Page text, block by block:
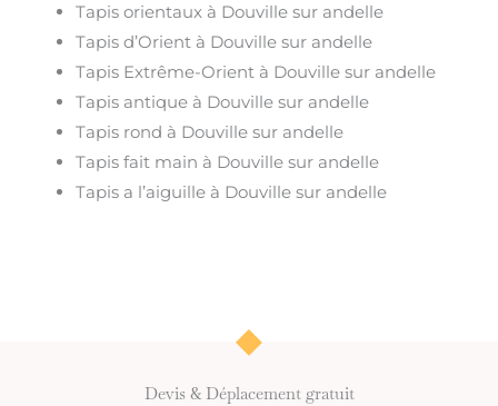
Tapis orientaux à Douville sur andelle
Tapis d’Orient à Douville sur andelle
Tapis Extrême-Orient à Douville sur andelle
Tapis antique à Douville sur andelle
Tapis rond à Douville sur andelle
Tapis fait main à Douville sur andelle
Tapis a l’aiguille à Douville sur andelle
Devis & Déplacement gratuit